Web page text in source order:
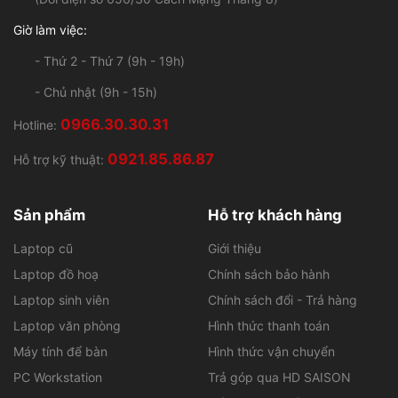
Máy kết hợp hiệu suất mạnh và ổn định, lý tưởng cho
Hiệu suất vượt trội
ThinkStation P710 được trang bị các bộ vi xử lý Intel
Xeon E5-2686 v4 mạnh mẽ giúp máy xử lý các tác vụ
nặng như render đồ họa, mô phỏng, hoặc phân tích dữ
liệu một cách nhanh chóng và hiệu quả. Đi kèm là card
đồ họa NVIDIA Quadro P5000 mạnh mẽ, phù hợp cho
hình. Điều này giúp tăng cường khả năng xử lý hình ảnh
Giờ làm việc:
- Thứ 2 - Thứ 7 (9h - 19h)
- Chủ nhật (9h - 15h)
Hotline: 0966.30.30.31
Hỗ trợ kỹ thuật: 0921.85.86.87
Sản phẩm
Laptop cũ
Laptop đồ hoạ
Laptop sinh viên
Laptop văn phòng
Máy tính để bàn
PC Workstation
Hỗ trợ khách hàng
Giới thiệu
Chính sách bảo hành
Chính sách đổi - Trả hàng
Hình thức thanh toán
Hình thức vận chuyển
Trả góp qua HD SAISON